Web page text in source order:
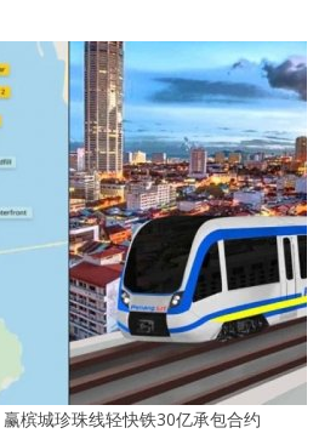
槟城珍珠线轻快铁30亿承包合约